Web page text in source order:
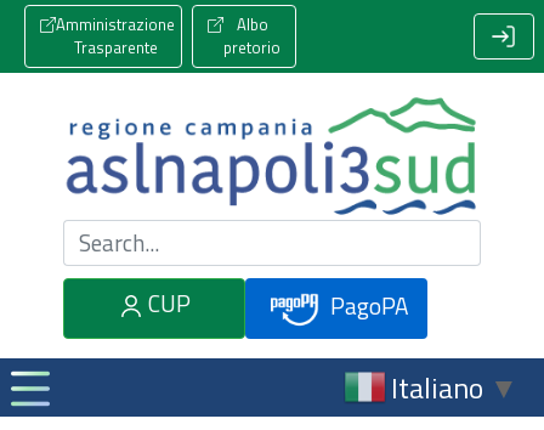
Amministrazione
Trasparente
Albo
pretorio
Cerca nel sito
CUP
PagoPA
Italiano ▼